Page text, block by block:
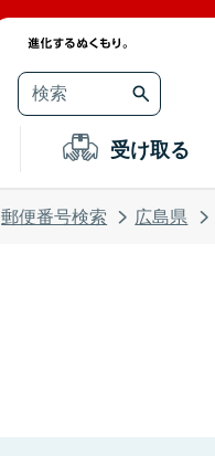
受け取る
郵便番号検索 広島県